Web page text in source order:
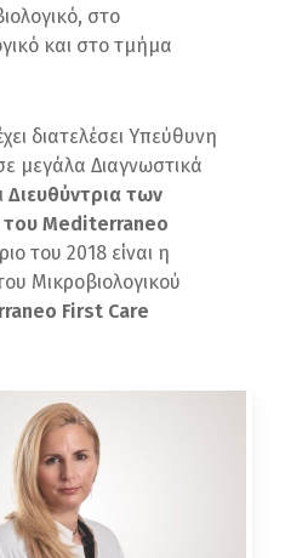
στο
και στο τμήμα
διατελέσει Υπεύθυνη
μεγάλα Διαγνωστικά
Διευθύντρια των
του Mediterraneo
του 2018 είναι η
Μικροβιολογικού
First Care